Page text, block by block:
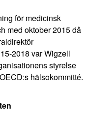
för medicinsk
med oktober 2015 då
2018 var Wigzell
styrelse
hälsokommitté.